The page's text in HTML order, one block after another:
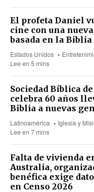
El profeta Daniel
cine con una
basada en la Biblia
Estados Unidos
Lee en 5 mins
Sociedad Bíblica
celebra 60 años
Biblia a nuevas
Latinoamérica
Iglesia y
Lee en 7 mins
Falta de vivienda
Australia,
benéfica exige
en Censo 2026